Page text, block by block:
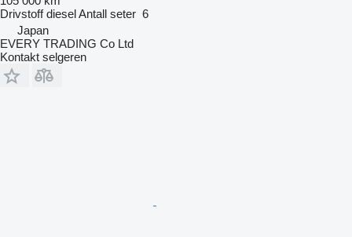
Drivstoff dieselAntall seter 6
Japan
EVERY TRADING Co Ltd
Kontakt selgeren